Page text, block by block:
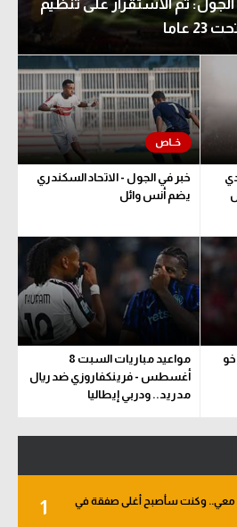
تم الاستقرار على تنظيم
خبر في الجول - الاتحاد السكندري
يضم أنس وائل
مواعيد مباريات السبت 8
أغسطس - فرينكفاروزي ضد ريال
مدريد.. ودربي إيطاليا
1
معي.. وكنت سأصبح أغلى صفقة في